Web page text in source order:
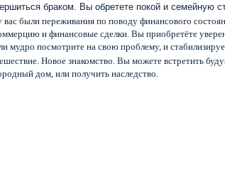
браком. Вы обретете покой и семейную
были переживания по поводу финансового
и финансовые сделки. Вы приобретёте
мудро посмотрите на свою проблему, и
Новое знакомство. Вы можете встретить
дом, или получить наследство.